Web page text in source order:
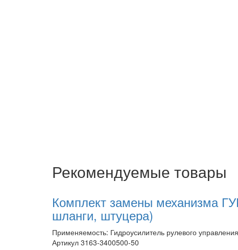
Рекомендуемые товары
Комплект замены механизма
шланги, штуцера)
Применяемость: Гидроусилитель рулевого
Артикул 3163-3400500-50